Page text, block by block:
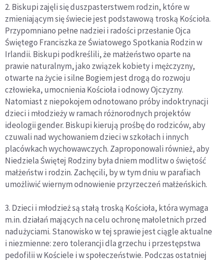
2. Biskupi zajęli się duszpasterstwem rodzin, które w
zmieniającym się świecie jest podstawową troską Kościoła.
Przypomniano pełne nadziei i radości przesłanie Ojca
Świętego Franciszka ze Światowego Spotkania Rodzin w
Irlandii. Biskupi podkreślili, że małżeństwo oparte na
prawie naturalnym, jako związek kobiety i mężczyzny,
otwarte na życie i silne Bogiem jest drogą do rozwoju
człowieka, umocnienia Kościoła i odnowy Ojczyzny.
Natomiast z niepokojem odnotowano próby indoktrynacji
dzieci i młodzieży w ramach różnorodnych projektów
ideologii gender. Biskupi kierują prośbę do rodziców, aby
czuwali nad wychowaniem dzieci w szkołach i innych
placówkach wychowawczych. Zaproponowali również, aby
Niedziela Świętej Rodziny była dniem modlitw o świętość
małżeństw i rodzin. Zachęcili, by w tym dniu w parafiach
umożliwić wiernym odnowienie przyrzeczeń małżeńskich.
3. Dzieci i młodzież są stałą troską Kościoła, która wymaga
m.in. działań mających na celu ochronę małoletnich przed
nadużyciami. Stanowisko w tej sprawie jest ciągle aktualne
i niezmienne: zero tolerancji dla grzechu i przestępstwa
pedofilii w Kościele i w społeczeństwie. Podczas ostatniej